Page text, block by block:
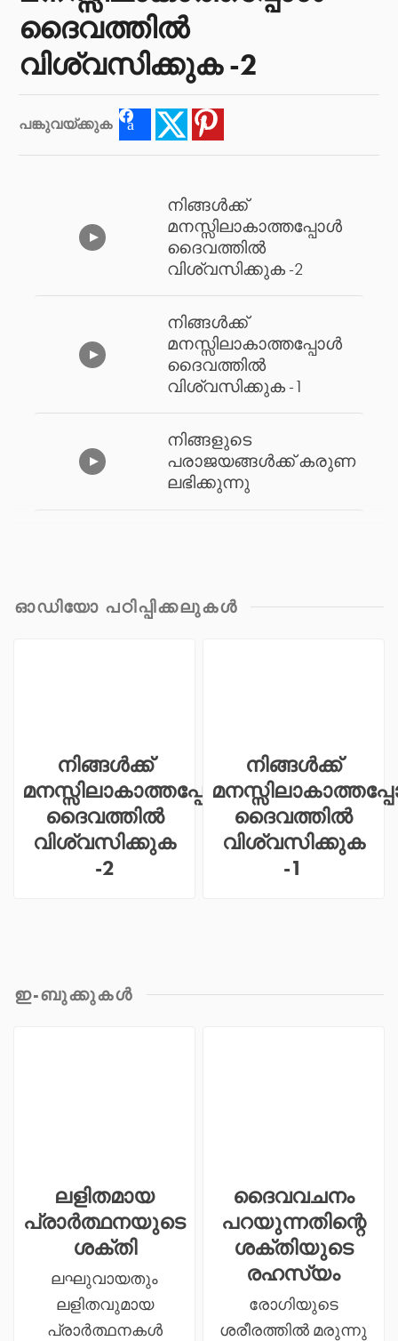
ദൈവത്തിൽ
വിശ്വസിക്കുക -2
പങ്കുവയ്ക്കുക FacebookTwitter
നിങ്ങൾക്ക്
മനസ്സിലാകാത്തപ്പോൾ
ദൈവത്തിൽ
വിശ്വസിക്കുക -2
നിങ്ങൾക്ക്
മനസ്സിലാകാത്തപ്പോൾ
ദൈവത്തിൽ
വിശ്വസിക്കുക -1
നിങ്ങളുടെ
പരാജയങ്ങൾക്ക് കരുണ
ലഭിക്കുന്നു
ഓഡിയോ പഠിപ്പിക്കലുകള്‍
നിങ്ങൾക്ക്
മനസ്സിലാകാത്തപ്പോൾ
ദൈവത്തിൽ
വിശ്വസിക്കുക
-2
നിങ്ങൾക്ക്
ദൈവത്തിൽ
വിശ്വസിക്കുക
-1
ഇ-ബുക്കുകള്‍
ലളിതമായ
പ്രാർത്ഥനയുടെ
ശക്തി
ലഘുവായതും
ലളിതവുമായ
പ്രാർത്ഥനകൾ
ദൈവവചനം
പറയുന്നതിന്റെ
ശക്തിയുടെ
രഹസ്യം
രോഗിയുടെ
ശരീരത്തിൽ മരുന്നു